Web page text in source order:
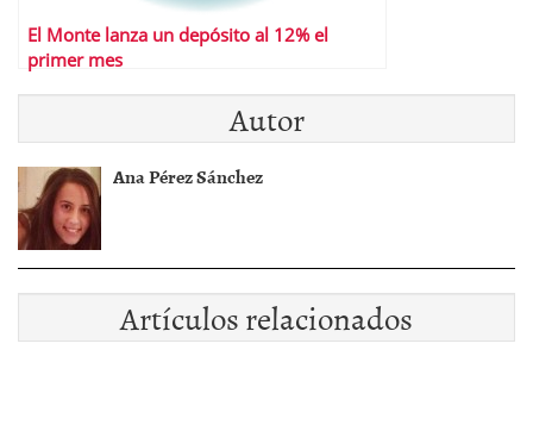
El Monte lanza un depósito al 12% el
primer mes
Autor
Ana Pérez Sánchez
Artículos relacionados